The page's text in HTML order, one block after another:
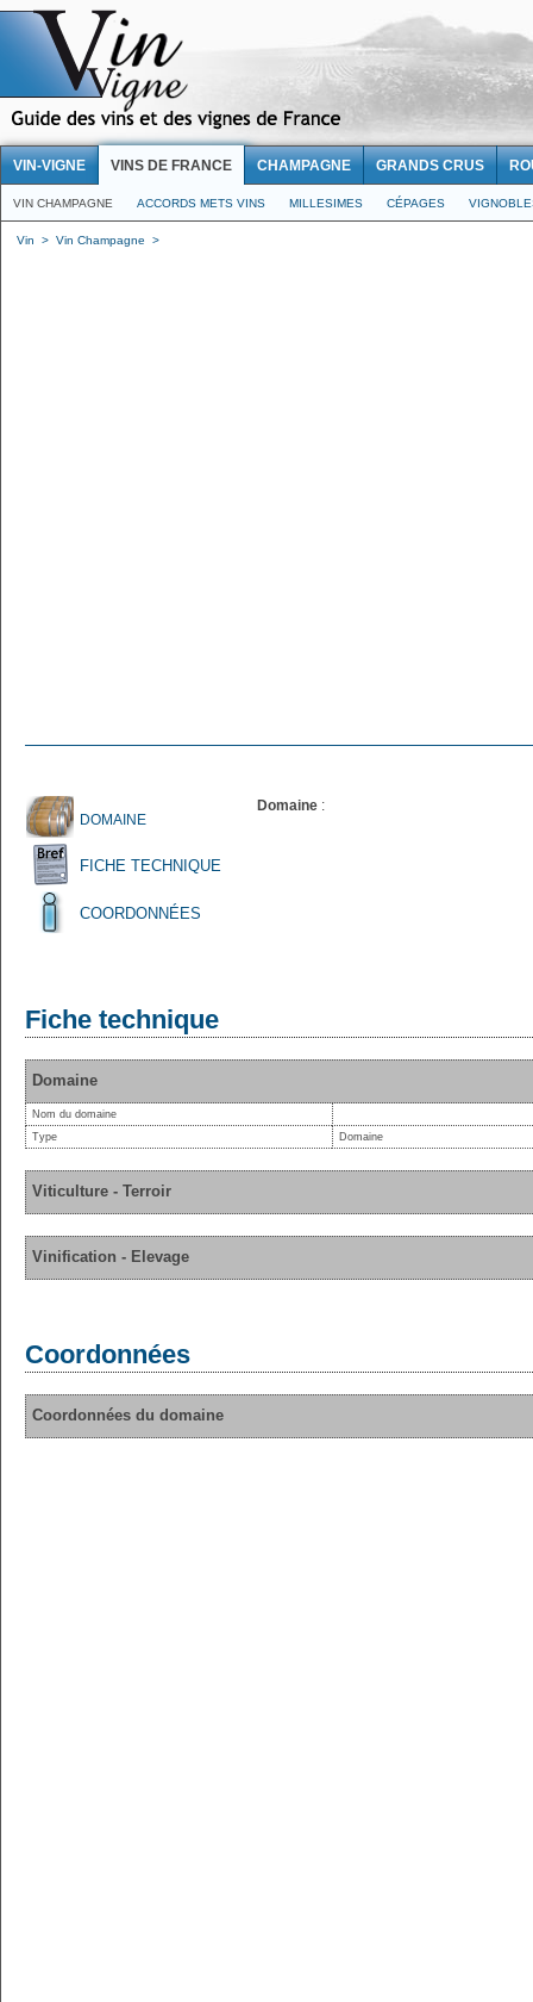
VIN-VIGNE VINS DE FRANCE CHAMPAGNE GRANDS CRUS
VIN CHAMPAGNE ACCORDS METS VINS MILLESIMES CÉPAGES
Vin > Vin Champagne >
DOMAINE
FICHE TECHNIQUE
COORDONNÉES
Domaine :
Fiche technique
Domaine
Nom du domaine
Type
Domaine
Viticulture - Terroir
Vinification - Elevage
Coordonnées
Coordonnées du domaine